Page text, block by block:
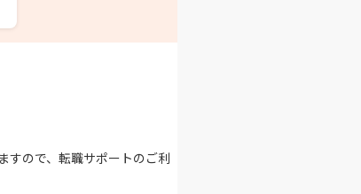
すので、転職サポートのご利